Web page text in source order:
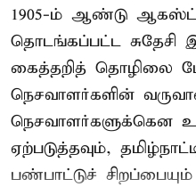
1905-ம் ஆண்டு
தொடங்கப்பட்ட சுதேசி
கைத்தறித் தொழிலை
நெசவாளர்களின்
நெசவாளர்களுக்கென
ஏற்படுத்தவும்,
பண்பாட்டுச்